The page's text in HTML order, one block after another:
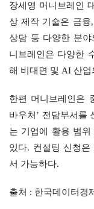
장세영 머니브레인
상 제작 기술은 금
상담 등 다양한 분야
니브레인은 다양한
해 비대면 및 AI 산업
한편 머니브레인은
바우처’ 전담부서를
는 기업에 활용 범
있다. 컨설팅 신청은
서 가능하다.
출처 : 한국데이터경